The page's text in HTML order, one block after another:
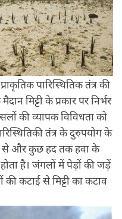
प्राकृतिक पारिस्थितिक तंत्र की
मिट्टी के प्रकार पर निर्भर
की व्यापक विविधता को
तंत्र के दुरुपयोग के
से और कुछ हद तक हवा के
है। जंगलों में पेड़ों की जड़ें
कटाई से मिट्टी का कटाव